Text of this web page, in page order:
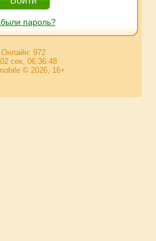
пароль?
Онлайн: 972
сек, 06:36:48
© 2026, 16+